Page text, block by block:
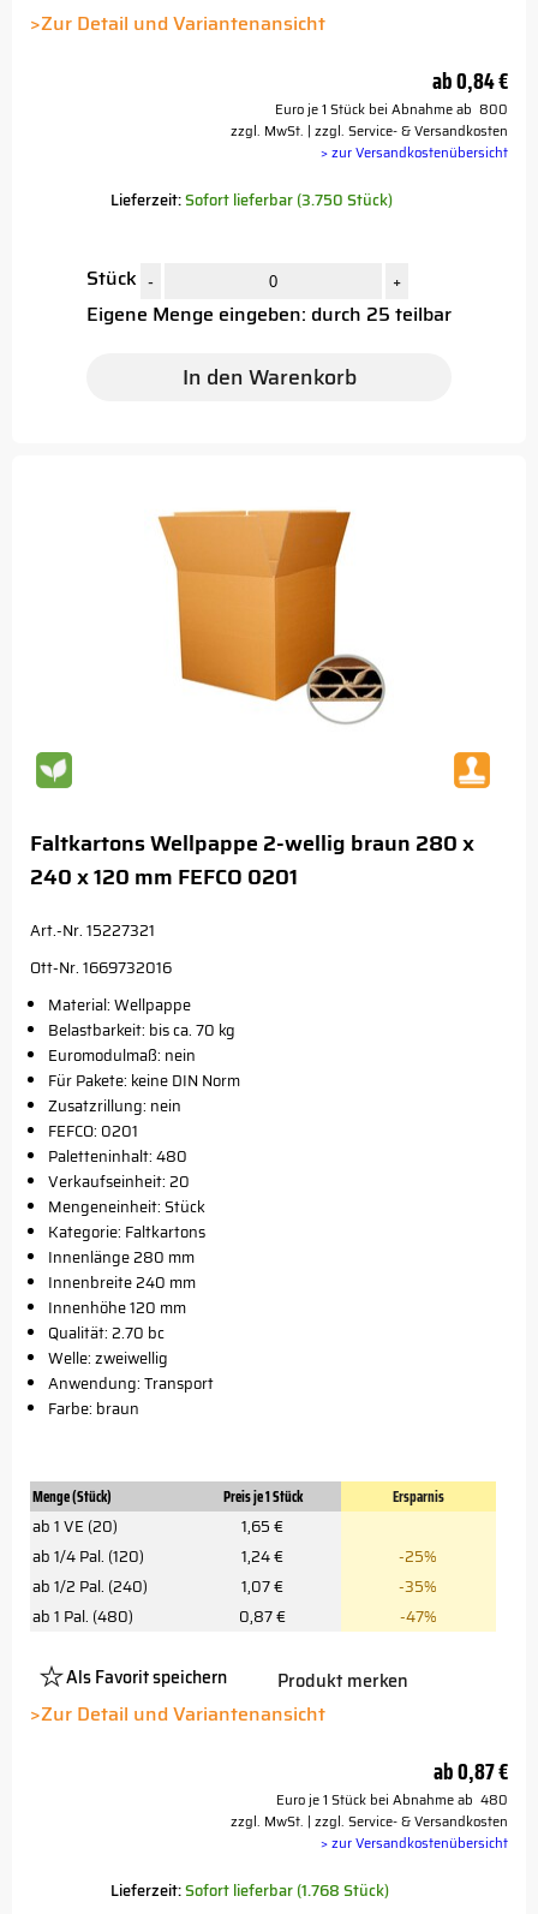
Button
>Zur Detail und Variantenansicht
ab0,84 €
Euro je 1 Stück bei Abnahme ab 800
zzgl. MwSt. | zzgl. Service- & Versandkosten
> zur Versandkostenübersicht
Lieferzeit:Sofort lieferbar (3.750 Stück)
Stück - +
Eigene Menge eingeben: durch 25 teilbar
In den Warenkorb
Faltkartons Wellpappe 2-wellig braun 280 x
240 x 120 mm FEFCO 0201
Art.-Nr. 15227321
Ott-Nr. 1669732016
Material: Wellpappe
Belastbarkeit: bis ca. 70 kg
Euromodulmaß: nein
Für Pakete: keine DIN Norm
Zusatzrillung: nein
FEFCO: 0201
Paletteninhalt: 480
Verkaufseinheit: 20
Mengeneinheit: Stück
Kategorie: Faltkartons
Innenlänge 280 mm
Innenbreite 240 mm
Innenhöhe 120 mm
Qualität: 2.70 bc
Welle: zweiwellig
Anwendung: Transport
Farbe: braun
Menge (Stück) Preis je 1 Stück
Ersparnis
ab 1 VE (20)
1,65 €
ab 1/4 Pal. (120)
1,24 €
-25%
ab 1/2 Pal. (240)
1,07 €
-35%
ab 1 Pal. (480)
0,87 € -47%
Als Favorit speichern
Platzhalter
Button
Produkt merken
>Zur Detail und Variantenansicht
ab0,87 €
Euro je 1 Stück bei Abnahme ab 480
zzgl. MwSt. | zzgl. Service- & Versandkosten
> zur Versandkostenübersicht
Lieferzeit:Sofort lieferbar (1.768 Stück)